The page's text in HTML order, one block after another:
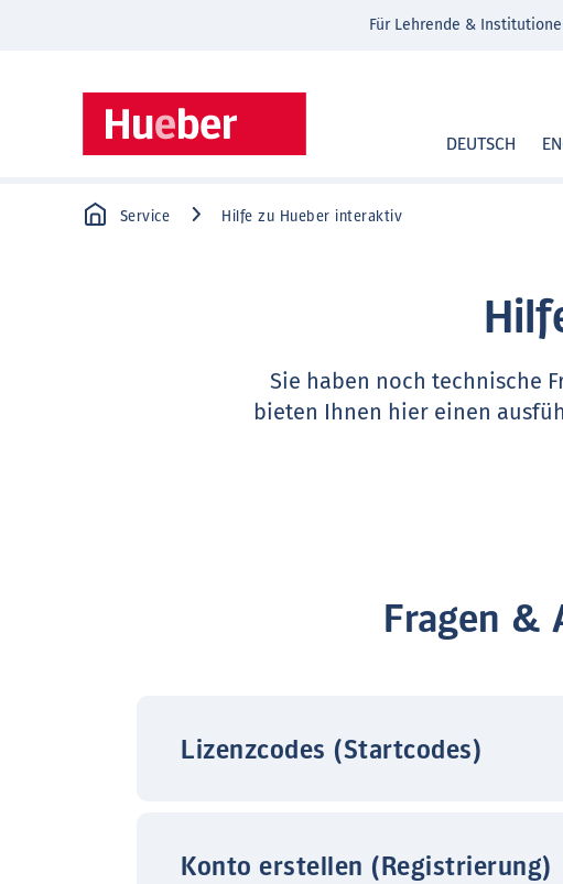
DEUTSCH
Für Lehrende &
Service Hilfe zu Hueber interaktiv
Sie haben noch technische
bieten Ihnen hier einen
Fragen &
Lizenzcodes (Startcodes)
Konto erstellen (Registrierung)